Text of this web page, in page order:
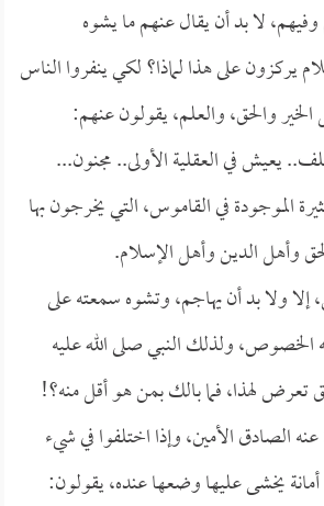
لا بد أن يقال عنهم ما يشوه
يركزون على هذا لماذا؟ لكي ينفروا الناس
الخير والحق، والعلم، يقولون عنهم:
يعيش في العقلية الأولى.. مجنون...
الموجودة في القاموس، التي يخرجون بها
وأهل الدين وأهل الإسلام.
إلا ولا بد أن يهاجم، وتشوه سمعته على
ولذلك النبي صلى الله عليه
لهذا، فما بالك بمن هو أقل منه؟!
الصادق الأمين، وإذا اختلفوا في شيء
يخشى عليها وضعها عنده، يقولون: